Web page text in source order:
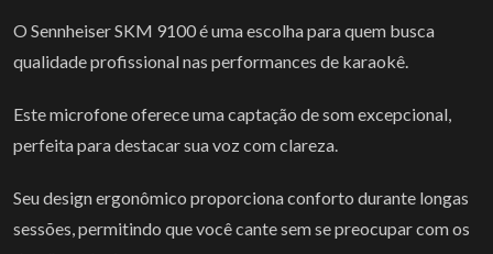
O Sennheiser SKM 9100 é uma escolha para quem busca
qualidade profissional nas performances de karaokê.
Este microfone oferece uma captação de som excepcional,
perfeita para destacar sua voz com clareza.
Seu design ergonômico proporciona conforto durante longas
sessões, permitindo que você cante sem se preocupar com os